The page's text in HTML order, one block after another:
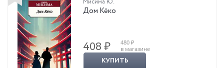
Дом Кёко
408 ₽
480 ₽
в магазине
КУПИТЬ